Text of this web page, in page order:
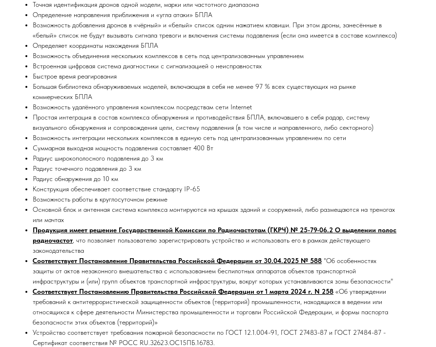
Точная идентификация дронов одной модели, марки или частотного диапазона
Определение направления приближения и «угла атаки» БПЛА
Возможность добавления дронов в «чёрный» и «белый» список одним нажатием клавиши. При этом дроны, занесённые в
«белый» список не будут вызывать сигнала тревоги и включения системы подавления (если она имеется в составе комплекса)
Определяет координаты нахождения БПЛА
Возможность объединения нескольких комплексов в сеть под централизованным управлением
Встроенная цифровая система диагностики с сигнализацией о неисправностях
Быстрое время реагирования
Большая библиотека обнаруживаемых моделей, включающая в себя не менее 97 % всех существующих на рынке
коммерческих БПЛА
Возможность удалённого управления комплексом посредствам сети Internet
Простая интеграция в состав комплекса обнаружения и противодействия БПЛА, включавшего в себя радар, систему
визуального обнаружения и сопровождения цели, систему подавления (в том числе и направленного, либо секторного)
Возможность интеграции нескольких комплексов в единую сеть под централизованным управлением по сети
Суммарная выходная мощность подавления составляет 400 Вт
Радиус широкополосного подавления до 3 км
Радиус точечного подавления до 3 км
Радиус обнаружения до 10 км
Конструкция обеспечивает соответствие стандарту IP-65
Возможность работы в круглосуточном режиме
Основной блок и антенная система комплекса монтируются на крышах зданий и сооружений, либо размещаются на треногах
или мачтах
Продукция имеет решение Государственной Комиссии по Радиочастотам (ГКРЧ) № 25-79-06.2 О выделении полос
радиочастот, что позволяет пользователю зарегистрировать устройство и использовать его в рамках действующего
законодательства
Соответствует Постановление Правительства Российской Федерации от 30.04.2025 № 588 "Об особенностях
защиты от актов незаконного вмешательства с использованием беспилотных аппаратов объектов транспортной
инфраструктуры и (или) групп объектов транспортной инфраструктуры, вокруг которых устанавливаются зоны безопасности"
Соответствует Постановлению Правительства Российской Федерации от 1 марта 2024 г. N 258 «Об утверждении
требований к антитеррористической защищенности объектов (территорий) промышленности, находящихся в ведении или
относящихся к сфере деятельности Министерства промышленности и торговли Российской Федерации, и формы паспорта
безопасности этих объектов (территорий)»
Устройство соответствует требования пожарной безопасности по ГОСТ 12.1.004-91, ГОСТ 27483-87 и ГОСТ 27484-87 -
Сертификат соответствия № РОСС RU.32623.ОС15ПБ.16783.